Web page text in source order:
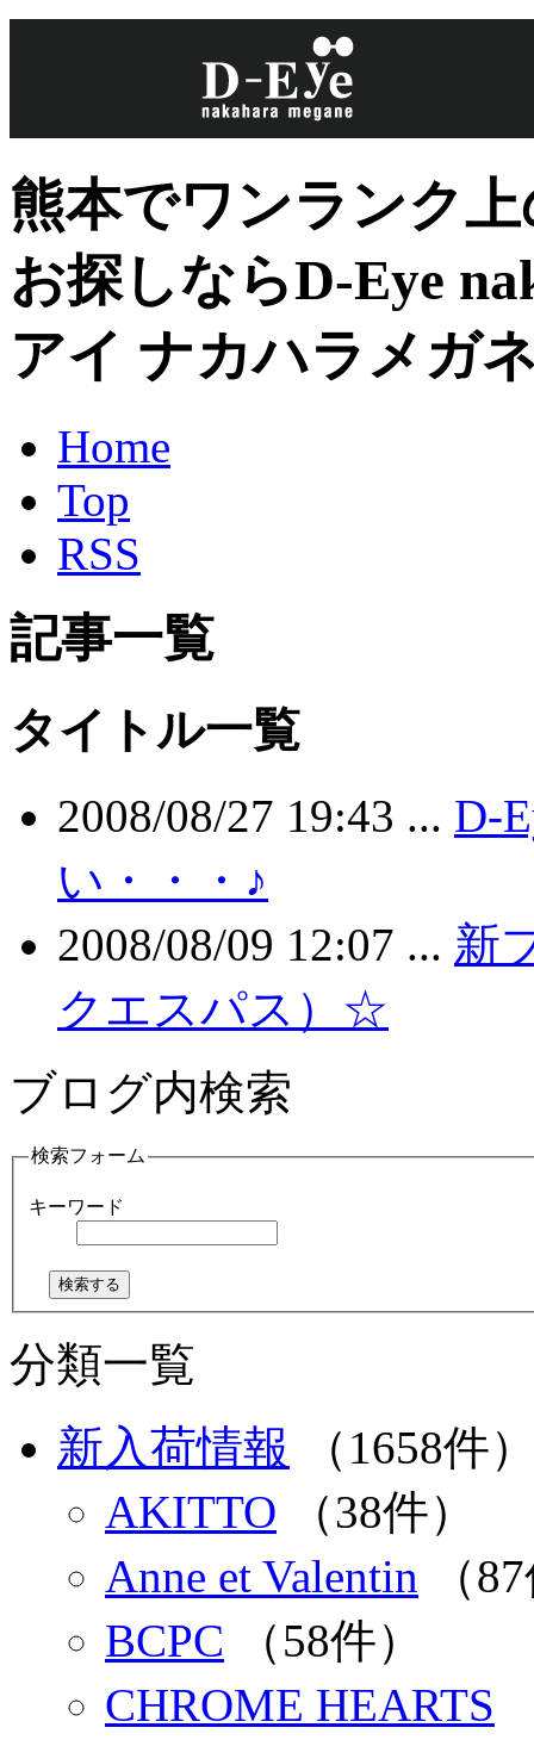
熊本でワンランク
お探しならD-Eye
アイ ナカハラメガ
Home
Top
RSS
記事一覧
タイトル一覧
2008/08/27 19:43 ... D-
い・・・♪
2008/08/09 12:07 ... 新
クエスパス）☆
ブログ内検索
検索フォーム
キーワード
分類一覧
新入荷情報 （1658件
AKITTO （38件）
Anne et Valentin （
BCPC （58件）
CHROME HEARTS